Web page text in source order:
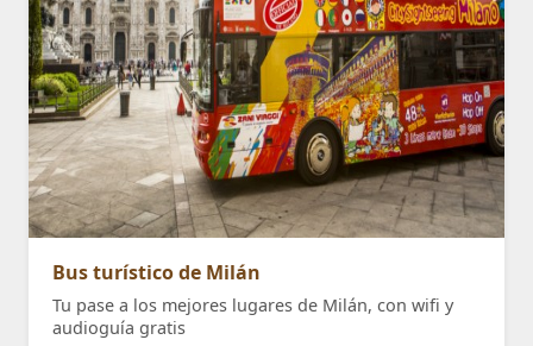
Bus turístico de Milán
Tu pase a los mejores lugares de Milán, con wifi y
audioguía gratis